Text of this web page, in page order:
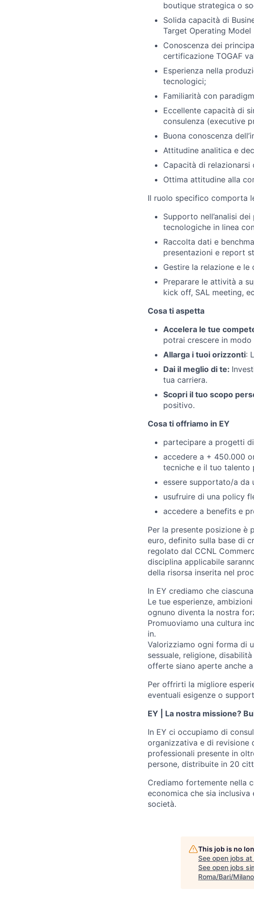
boutique strategica o
Solida capacità di
Target Operating Model
Conoscenza dei
certificazione TOGAF
Esperienza nella
tecnologici;
Familiarità con
Eccellente capacità di
consulenza (executive
Buona conoscenza
Attitudine analitica e
Capacità di
Ottima attitudine alla
Il ruolo specifico comporta
Supporto nell’analisi
tecnologiche in linea
Raccolta dati e
presentazioni e report
Gestire la relazione e
Preparare le attività a
kick off, SAL meeting,
Cosa ti aspetta
Accelera le tue
potrai crescere in
Allarga i tuoi orizzonti:
Dai il meglio di te:
tua carriera.
Scopri il tuo scopo
positivo.
Cosa ti offriamo in EY
partecipare a progetti
accedere a + 450.000
tecniche e il tuo talento
essere supportato/a da
usufruire di una policy
accedere a benefits e
Per la presente posizione è
euro, definito sulla base di
regolato dal CCNL
disciplina applicabile
della risorsa inserita nel
In EY crediamo che
Le tue esperienze,
ognuno diventa la nostra
Promuoviamo una cultura
in.
Valorizziamo ogni forma di
sessuale, religione,
offerte siano aperte anche
Per offrirti la migliore
eventuali esigenze o
EY | La nostra missione?
In EY ci occupiamo di
organizzativa e di revisione
professionali presente in
persone, distribuite in 20
Crediamo fortemente nella
economica che sia
società.
This job is no
See open jobs at
See open jobs
Roma/Bari/Milano